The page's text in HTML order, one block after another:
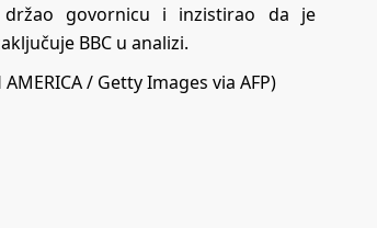
govornicu i inzistirao da je
BBC u analizi.
/ Getty Images via AFP)